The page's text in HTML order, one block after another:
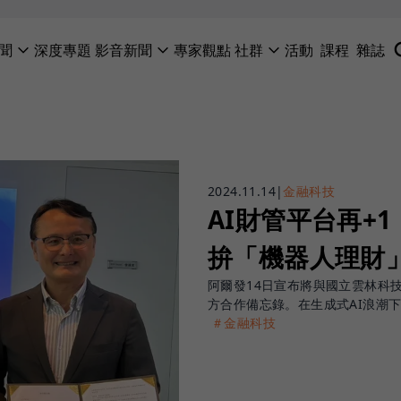
深度專題 影音新聞 專家觀點社群 活動 課程 雜誌
2024.11.14|金融科技
AI財管平台再+1
拚「機器人理財
阿爾發14日宣布將與國立雲林科
方合作備忘錄。在生成式AI浪潮
＃金融科技